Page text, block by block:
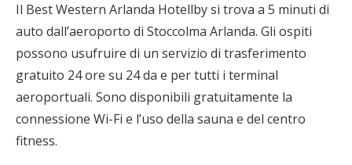
Il Best Western Arlanda Hotellby si trova a 5 minuti di
auto dall’aeroporto di Stoccolma Arlanda. Gli ospiti
possono usufruire di un servizio di trasferimento
gratuito 24 ore su 24 da e per tutti i terminal
aeroportuali. Sono disponibili gratuitamente la
connessione Wi-Fi e l’uso della sauna e del centro
fitness.